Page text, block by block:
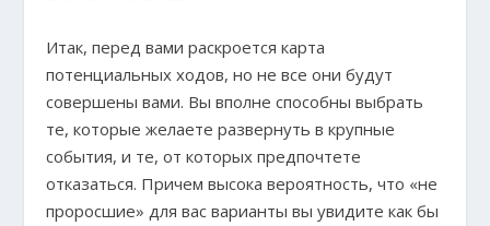
Итак, перед вами раскроется карта
потенциальных ходов, но не все они будут
совершены вами. Вы вполне способны выбрать
те, которые желаете развернуть в крупные
события, и те, от которых предпочтете
отказаться. Причем высока вероятность, что «не
проросшие» для вас варианты вы увидите как бы